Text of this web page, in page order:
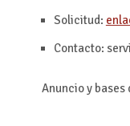
Solicitud:
Contacto:
Anuncio y